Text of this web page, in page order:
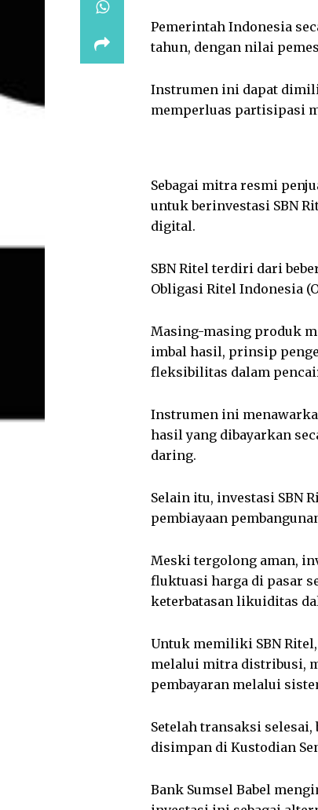
Pemerintah Indonesia
tahun, dengan nilai
Instrumen ini dapat
memperluas partisipasi
Sebagai mitra resmi
untuk berinvestasi SBN
SBN Ritel terdiri dari
Obligasi Ritel Indonesia
Masing-masing produk
imbal hasil, prinsip
Instrumen ini